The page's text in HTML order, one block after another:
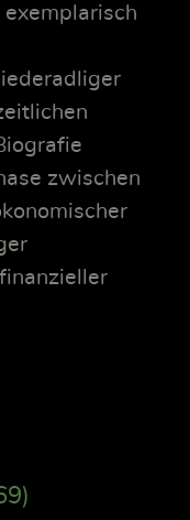
exemplarisch
zwischen